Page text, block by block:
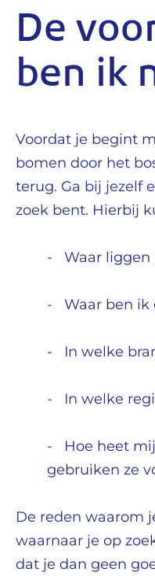
De
ben ik
Voordat je begint
bomen door het
terug. Ga bij jezelf
zoek bent. Hierbij
- Waar liggen
- Waar ben ik
- In welke
- In welke
-
Hoe heet
gebruiken ze
De reden waarom
waarnaar je op
dat je dan geen